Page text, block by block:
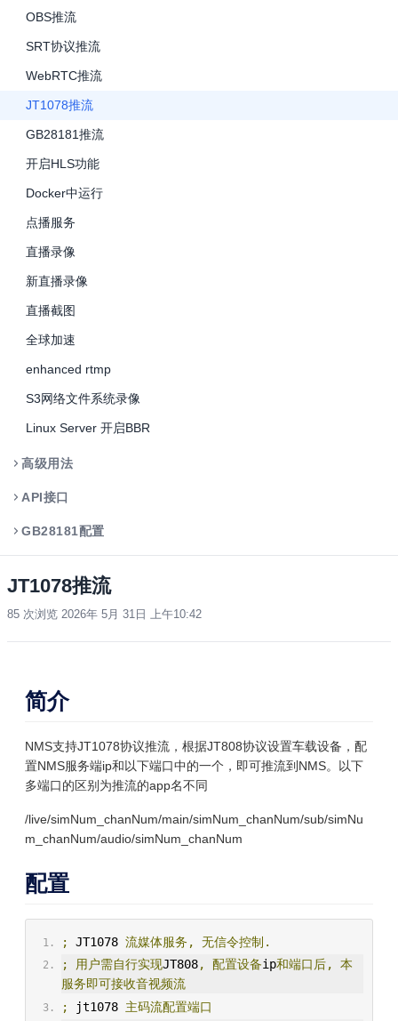
OBS推流
SRT协议推流
WebRTC推流
JT1078推流
GB28181推流
开启HLS功能
Docker中运行
点播服务
直播录像
新直播录像
直播截图
全球加速
enhanced rtmp
S3网络文件系统录像
Linux Server 开启BBR
高级用法
API接口
GB28181配置
JT1078推流
85 次浏览 2026年 5月 31日 上午10:42
简介
NMS支持JT1078协议推流，根据JT808协议设置车载设备，配
置NMS服务端ip和以下端口中的一个，即可推流到NMS。以下
多端口的区别为推流的app名不同
/live/simNum_chanNum/main/simNum_chanNum/sub/simNu
m_chanNum/audio/simNum_chanNum
配置
; JT1078 流媒体服务,
无信令控制.
;
用户需自行实现JT808, 配置设备ip和端口后,
本
服务即可接收音视频流
;
jt1078 主码流配置端口